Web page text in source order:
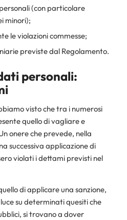
(con particolare
minori);
le violazioni commesse;
previste dal Regolamento.
personali:
visto che tra i numerosi
quello di vagliare e
onere che prevede, nella
successiva applicazione di
violati i dettami previsti nel
di applicare una sanzione,
su determinati quesiti che
si trovano a dover